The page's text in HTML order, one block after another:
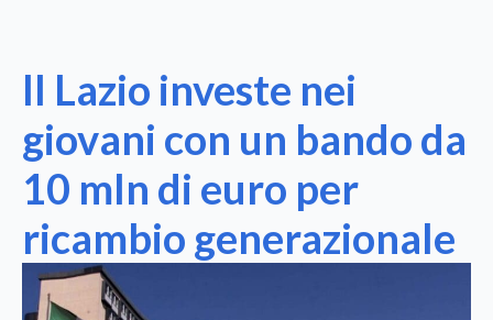
Il Lazio investe nei
giovani con un bando da
10 mln di euro per
ricambio generazionale